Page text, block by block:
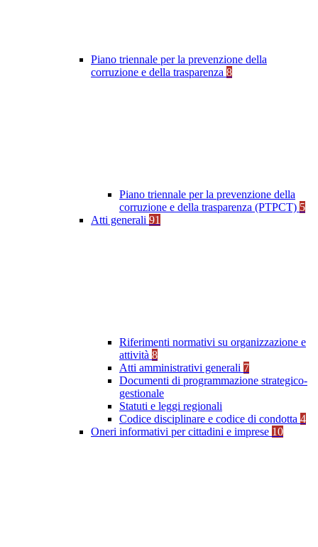
Piano triennale per la prevenzione della
corruzione e della trasparenza 8
Piano triennale per la prevenzione della
corruzione e della trasparenza (PTPCT) 5
Atti generali 91
Riferimenti normativi su organizzazione e
attività 8
Atti amministrativi generali 7
Documenti di programmazione strategico-
gestionale
Statuti e leggi regionali
Codice disciplinare e codice di condotta 4
Oneri informativi per cittadini e imprese 10